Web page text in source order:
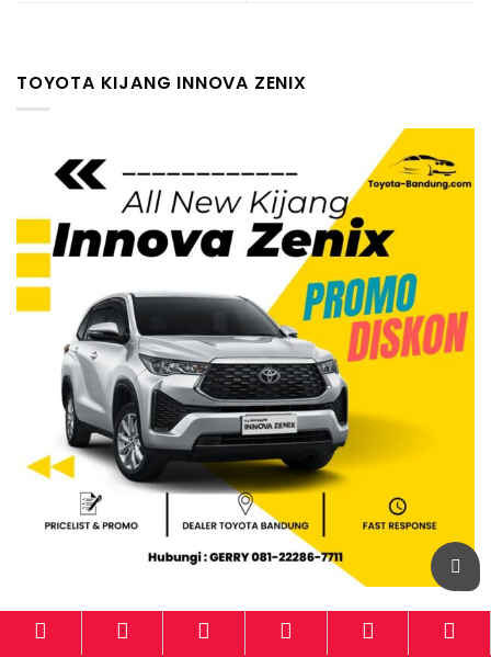
TOYOTA KIJANG INNOVA ZENIX
TOYOTA ALL NEW AVANZA